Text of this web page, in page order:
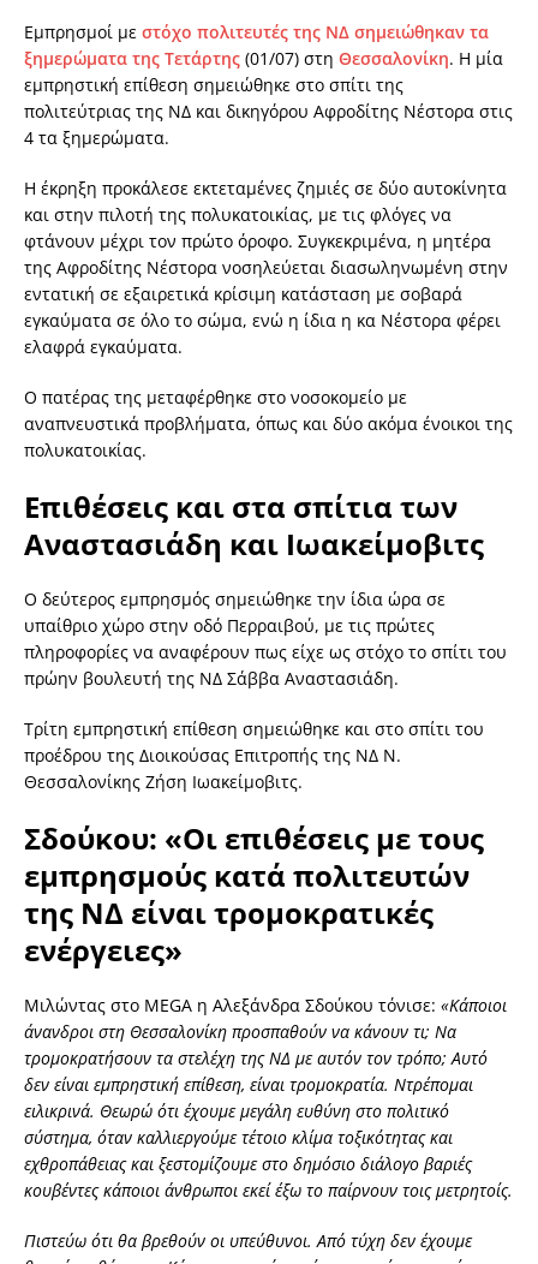
Εμπρησμοί με στόχο πολιτευτές της ΝΔ σημειώθηκαν τα
ξημερώματα της Τετάρτης (01/07) στη Θεσσαλονίκη. Η μία
εμπρηστική επίθεση σημειώθηκε στο σπίτι της
πολιτεύτριας της ΝΔ και δικηγόρου Αφροδίτης Νέστορα στις
4 τα ξημερώματα.
Η έκρηξη προκάλεσε εκτεταμένες ζημιές σε δύο αυτοκίνητα
και στην πιλοτή της πολυκατοικίας, με τις φλόγες να
φτάνουν μέχρι τον πρώτο όροφο. Συγκεκριμένα, η μητέρα
της Αφροδίτης Νέστορα νοσηλεύεται διασωληνωμένη στην
εντατική σε εξαιρετικά κρίσιμη κατάσταση με σοβαρά
εγκαύματα σε όλο το σώμα, ενώ η ίδια η κα Νέστορα φέρει
ελαφρά εγκαύματα.
Ο πατέρας της μεταφέρθηκε στο νοσοκομείο με
αναπνευστικά προβλήματα, όπως και δύο ακόμα ένοικοι της
πολυκατοικίας.
Επιθέσεις και στα σπίτια των
Αναστασιάδη και Ιωακείμοβιτς
Ο δεύτερος εμπρησμός σημειώθηκε την ίδια ώρα σε
υπαίθριο χώρο στην οδό Περραιβού, με τις πρώτες
πληροφορίες να αναφέρουν πως είχε ως στόχο το σπίτι του
πρώην βουλευτή της ΝΔ Σάββα Αναστασιάδη.
Τρίτη εμπρηστική επίθεση σημειώθηκε και στο σπίτι του
προέδρου της Διοικούσας Επιτροπής της ΝΔ Ν.
Θεσσαλονίκης Ζήση Ιωακείμοβιτς.
Σδούκου: «Οι επιθέσεις με τους
εμπρησμούς κατά πολιτευτών
της ΝΔ είναι τρομοκρατικές
ενέργειες»
Μιλώντας στο MEGA η Αλεξάνδρα Σδούκου τόνισε: «Κάποιοι
άνανδροι στη Θεσσαλονίκη προσπαθούν να κάνουν τι; Να
τρομοκρατήσουν τα στελέχη της ΝΔ με αυτόν τον τρόπο; Αυτό
δεν είναι εμπρηστική επίθεση, είναι τρομοκρατία. Ντρέπομαι
ειλικρινά. Θεωρώ ότι έχουμε μεγάλη ευθύνη στο πολιτικό
σύστημα, όταν καλλιεργούμε τέτοιο κλίμα τοξικότητας και
εχθροπάθειας και ξεστομίζουμε στο δημόσιο διάλογο βαριές
κουβέντες κάποιοι άνθρωποι εκεί έξω το παίρνουν τοις μετρητοίς.
Πιστεύω ότι θα βρεθούν οι υπεύθυνοι. Από τύχη δεν έχουμε